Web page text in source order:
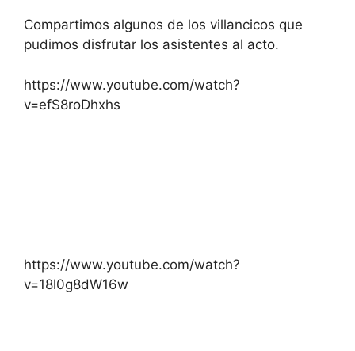
Compartimos algunos de los villancicos que
pudimos disfrutar los asistentes al acto.
https://www.youtube.com/watch?
v=efS8roDhxhs
https://www.youtube.com/watch?
v=18l0g8dW16w